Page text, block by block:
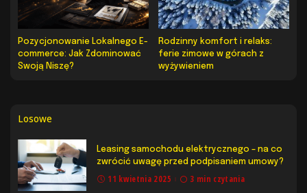
Pozycjonowanie Lokalnego E-
commerce: Jak Zdominować
Swoją Niszę?
Rodzinny komfort i relaks:
ferie zimowe w górach z
wyżywieniem
Losowe
Leasing samochodu elektrycznego – na co
zwrócić uwagę przed podpisaniem umowy?
11 kwietnia 2025 3 min czytania